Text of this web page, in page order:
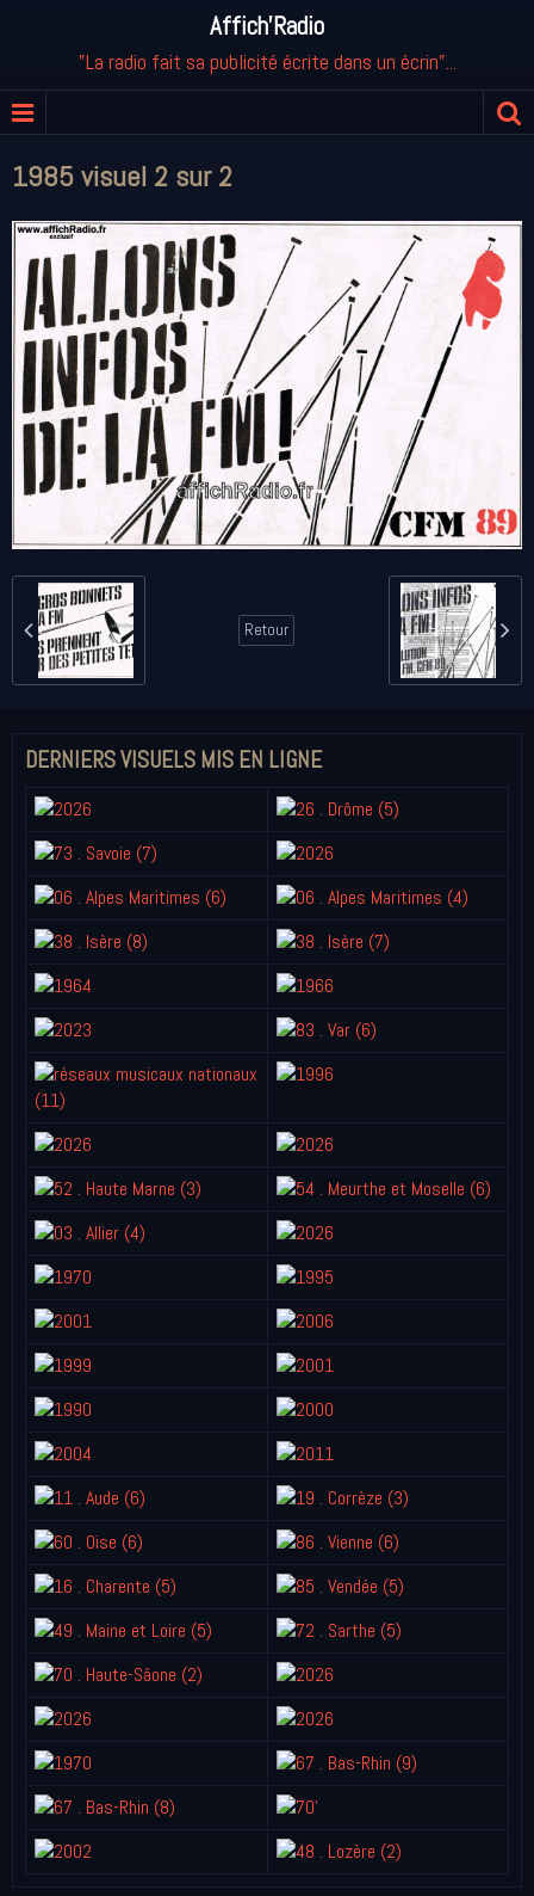
Affich'Radio
"La radio fait sa publicité écrite dans un écrin"...
1985 visuel 2 sur 2
Retour
DERNIERS VISUELS MIS EN LIGNE